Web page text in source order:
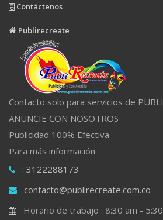
Contáctenos
Publirecreate
Contacto solo para servicios de
ANUNCIE CON NOSOTROS
Publicidad 100% Efectiva
Para más información
: 3122288173
contacto@publirecreate.com.co
Horario de trabajo : 8:30 am -